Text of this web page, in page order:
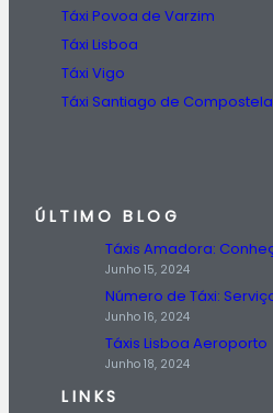
Táxi Povoa de Varzim
Táxi Lisboa
Táxi Vigo
Táxi Santiago de Compostela
ÚLTIMO BLOG
Junho 15, 2024
Junho 16, 2024
Táxis Lisboa Aeroporto
Junho 18, 2024
LINKS